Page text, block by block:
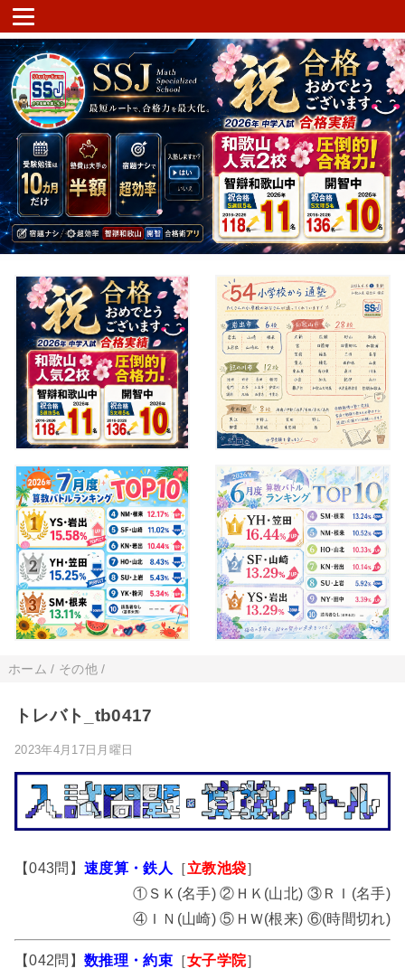
ホーム / その他/
トレバト_tb0417
2023年4月17日月曜日
【043問】 速度算・鉄人 ［立教池袋］
①ＳＫ(名手) ②ＨＫ(山北) ③ＲＩ(名手)
④ＩＮ(山崎) ⑤ＨＷ(根来) ⑥(時間切れ)
【042問】 数推理・約束［女子学院］